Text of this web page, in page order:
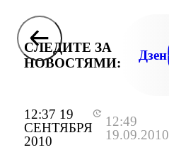
12:37 19
СЕНТЯБРЯ
2010
12:49
19.09.2010
СЛЕДИТЕ ЗА
НОВОСТЯМИ:
Дзен